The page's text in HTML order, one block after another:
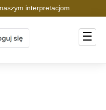
interpretacjom.
☰